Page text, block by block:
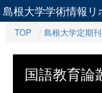
島根大学学術情報リ
TOP 島根大学定期
国語教育論